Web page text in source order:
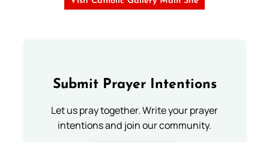
Submit Prayer Intentions
Let us pray together. Write your prayer
intentions and join our community.